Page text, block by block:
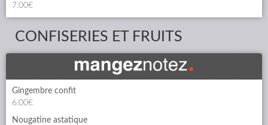
7.00€
CONFISERIES ET FRUITS
Gingembre confit
6.00€
Nougatine astatique